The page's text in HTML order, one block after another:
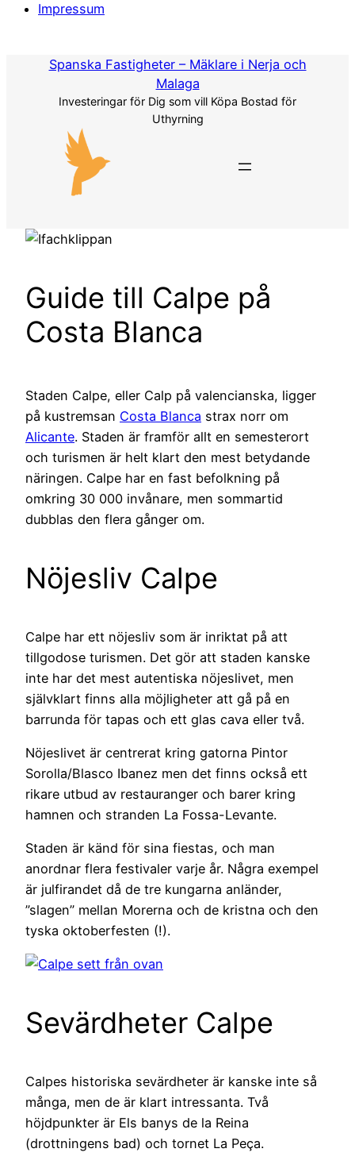
Impressum
Spanska Fastigheter – Mäklare i Nerja och
Malaga
Investeringar för Dig som vill Köpa Bostad för
Uthyrning
Guide till Calpe på
Costa Blanca
Staden Calpe, eller Calp på valencianska, ligger
på kustremsan Costa Blanca strax norr om
Alicante. Staden är framför allt en semesterort
och turismen är helt klart den mest betydande
näringen. Calpe har en fast befolkning på
omkring 30 000 invånare, men sommartid
dubblas den flera gånger om.
Nöjesliv Calpe
Calpe har ett nöjesliv som är inriktat på att
tillgodose turismen. Det gör att staden kanske
inte har det mest autentiska nöjeslivet, men
självklart finns alla möjligheter att gå på en
barrunda för tapas och ett glas cava eller två.
Nöjeslivet är centrerat kring gatorna Pintor
Sorolla/Blasco Ibanez men det finns också ett
rikare utbud av restauranger och barer kring
hamnen och stranden La Fossa-Levante.
Staden är känd för sina fiestas, och man
anordnar flera festivaler varje år. Några exempel
är julfirandet då de tre kungarna anländer,
”slagen” mellan Morerna och de kristna och den
tyska oktoberfesten (!).
Sevärdheter Calpe
Calpes historiska sevärdheter är kanske inte så
många, men de är klart intressanta. Två
höjdpunkter är Els banys de la Reina
(drottningens bad) och tornet La Peça.